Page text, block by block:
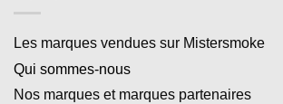
Les marques vendues sur Mistersmoke
Qui sommes-nous
Nos marques et marques partenaires